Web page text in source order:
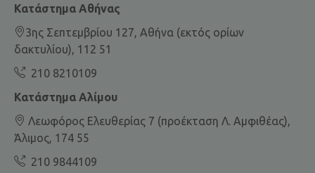
Κατάστημα Αθήνας
3ης Σεπτεμβρίου 127, Αθήνα (εκτός ορίων
δακτυλίου), 112 51
210 8210109
Κατάστημα Αλίμου
Λεωφόρος Ελευθερίας 7 (προέκταση Λ. Αμφιθέας),
Άλιμος, 174 55
210 9844109